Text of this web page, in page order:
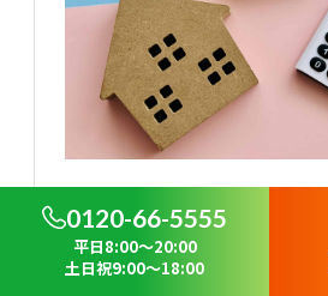
詳細を見る
0120-66-5555
平日8:00～20:00
土日祝9:00～18:00